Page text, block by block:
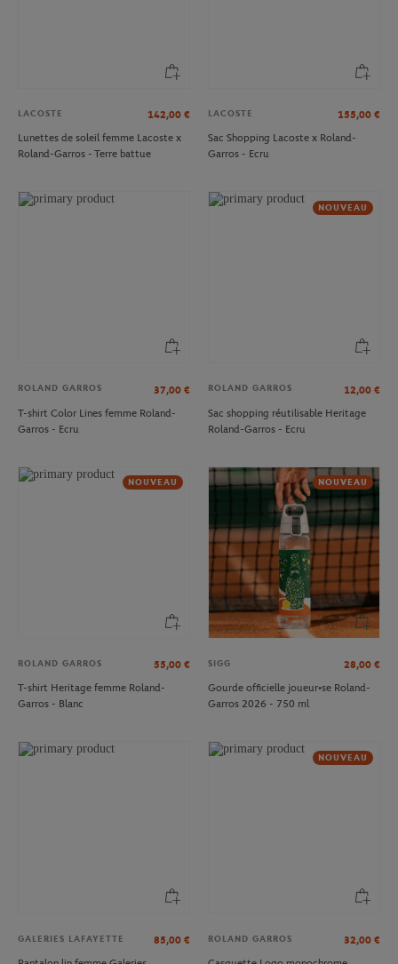
LACOSTE 142,00 €
Lunettes de soleil femme Lacoste x
Roland-Garros - Terre battue
LACOSTE 155,00 €
Sac Shopping Lacoste x Roland-
Garros - Ecru
ROLAND GARROS 37,00 €
T-shirt Color Lines femme Roland-
Garros - Ecru
NOUVEAU
ROLAND GARROS 12,00 €
Sac shopping réutilisable Heritage
Roland-Garros - Ecru
NOUVEAU
ROLAND GARROS 55,00 €
T-shirt Heritage femme Roland-
Garros - Blanc
NOUVEAU
SIGG 28,00 €
Gourde officielle joueur•se Roland-
Garros 2026 - 750 ml
GALERIES LAFAYETTE 85,00 €
NOUVEAU
ROLAND GARROS 32,00 €